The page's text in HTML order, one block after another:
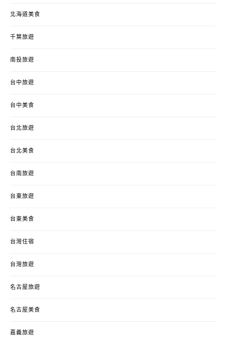
北海道美食
千葉旅遊
南投旅遊
台中旅遊
台中美食
台北旅遊
台北美食
台南旅遊
台東旅遊
台東美食
台灣住宿
台灣旅遊
名古屋旅遊
名古屋美食
嘉義旅遊